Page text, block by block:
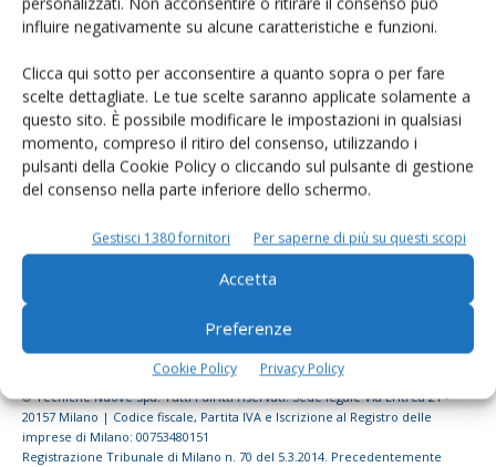
influire negativamente su alcune caratteristiche e funzioni.
Clicca qui sotto per acconsentire a quanto sopra o per fare
scelte dettagliate. Le tue scelte saranno applicate solamente a
questo sito. È possibile modificare le impostazioni in qualsiasi
momento, compreso il ritiro del consenso, utilizzando i
pulsanti della Cookie Policy o cliccando sul pulsante di gestione
del consenso nella parte inferiore dello schermo.
Gestisci 1380 fornitori Per saperne di più su questi scopi
Accetta
Preferenze
Cookie Policy Privacy Policy
Iscriviti alle nostre newsletter
© Tecniche Nuove Spa. Tutti i diritti riservati. Sede legale Via Eritrea 21 -
20157 Milano | Codice fiscale, Partita IVA e Iscrizione al Registro delle
imprese di Milano: 00753480151
Registrazione Tribunale di Milano n. 70 del 5.3.2014. Precedentemente